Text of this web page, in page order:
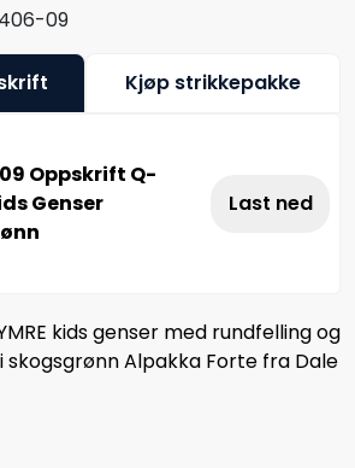
09
Kjøp strikkepakke
Oppskrift Q-
Genser
Last ned
kids genser med rundfelling og
skogsgrønn Alpakka Forte fra Dale